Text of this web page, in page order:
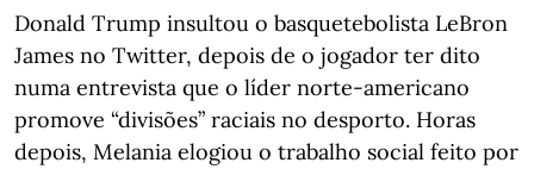
Donald Trump insultou o basquetebolista LeBron
James no Twitter, depois de o jogador ter dito
numa entrevista que o líder norte-americano
promove “divisões” raciais no desporto. Horas
depois, Melania elogiou o trabalho social feito por